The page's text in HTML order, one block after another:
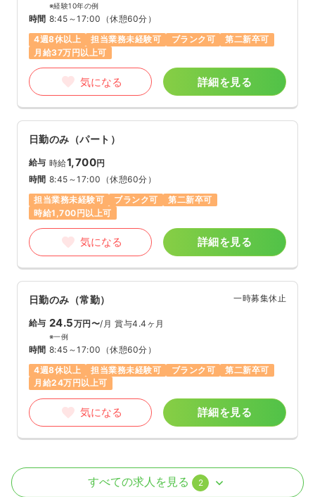
※経験10年の例
時間 8:45～17:00 （休憩60分）
4週8休以上
担当業務未経験可 ブランク可
第二新卒可
月給37万円以上可
気になる 詳細を見る
日勤のみ（パート）
給与 時給1,700円
時間 8:45～17:00 （休憩60分）
担当業務未経験可
ブランク可
第二新卒可
時給1,700円以上可
気になる 詳細を見る
日勤のみ（常勤） 一時募集休止
給与 24.5万円〜/月 賞与4.4ヶ月
※一例
時間 8:45～17:00 （休憩60分）
4週8休以上
担当業務未経験可 ブランク可
第二新卒可
月給24万円以上可
気になる 詳細を見る
病棟 正看護師 / 管理職すべての求人を見る 2